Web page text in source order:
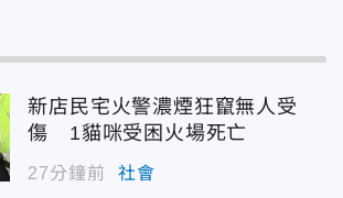
新店民宅火警濃煙狂竄無人受
傷 1貓咪受困火場死亡
27分鐘前 社會